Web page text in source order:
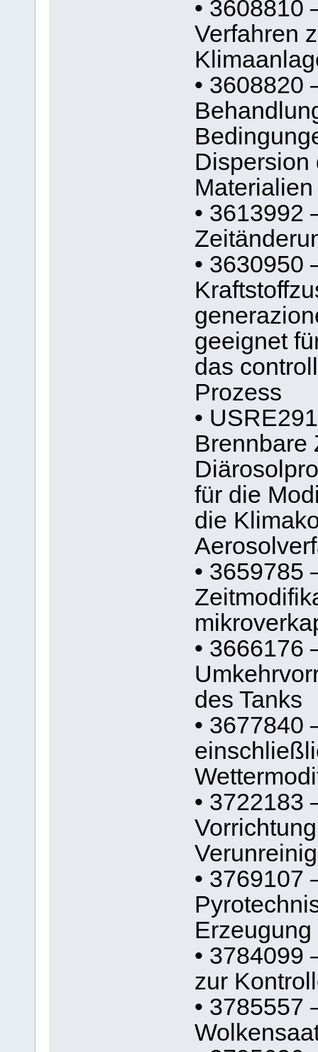
• 3608810
Verfahren
• 3608820
Dispersion
Materialien
• 3613992
• 3630950
geeignet
das
Prozess
•
Brennbare
für die
die
• 3659785
• 3666176
des Tanks
• 3677840
• 3722183
• 3769107
• 3784099
zur
• 3785557